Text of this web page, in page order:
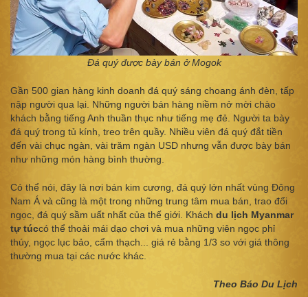
Đá quý được bày bán ở Mogok
Gần 500 gian hàng kinh doanh đá quý sáng choang ánh đèn, tấp
nập người qua lại. Những người bán hàng niềm nở mời chào
khách bằng tiếng Anh thuần thục như tiếng mẹ đẻ. Người ta bày
đá quý trong tủ kính, treo trên quầy. Nhiều viên đá quý đắt tiền
đến vài chục ngàn, vài trăm ngàn USD nhưng vẫn được bày bán
như những món hàng bình thường.
Có thể nói, đây là nơi bán kim cương, đá quý lớn nhất vùng Đông
Nam Á và cũng là một trong những trung tâm mua bán, trao đổi
ngọc, đá quý sầm uất nhất của thế giới. Khách du lịch Myanmar
tự túccó thể thoải mái dạo chơi và mua những viên ngọc phỉ
thúy, ngọc lục bảo, cẩm thạch... giá rẻ bằng 1/3 so với giá thông
thường mua tại các nước khác.
Theo Báo Du Lịch